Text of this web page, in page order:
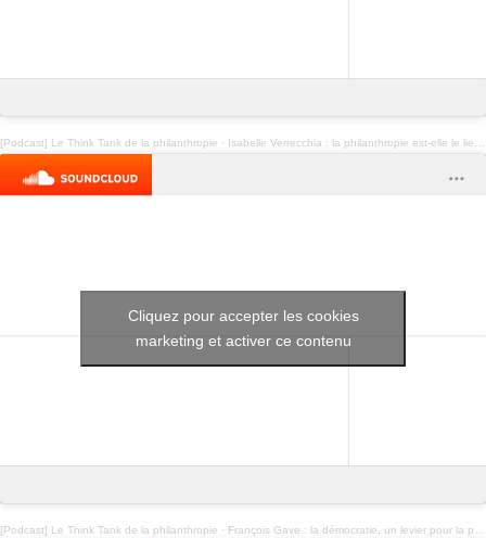
[Podcast] Le Think Tank de la philanthropie · Isabelle Verrecchia : la philanthropie est-elle le lieu de l’audace ?
Cliquez pour accepter les cookies
marketing et activer ce contenu
[Podcast] Le Think Tank de la philanthropie · François Gave : la démocratie, un levier pour la philanthropie ?